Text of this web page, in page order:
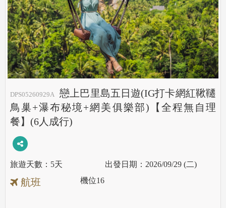
DPS05260929A
戀上巴里島五日遊(IG打卡網紅鞦韆
鳥巢+瀑布秘境+網美俱樂部)【全程無自理
餐】(6人成行)
5天 2026/09/29 (二)
航班 機位16